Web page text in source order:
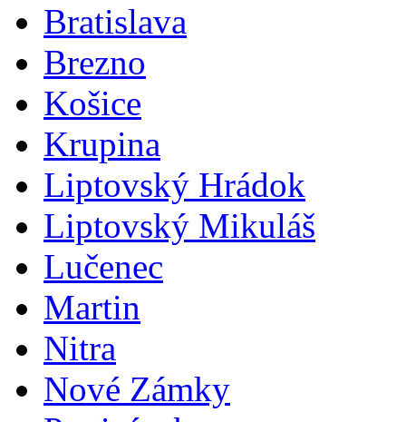
Bratislava
Brezno
Košice
Krupina
Liptovský Hrádok
Liptovský Mikuláš
Lučenec
Martin
Nitra
Nové Zámky